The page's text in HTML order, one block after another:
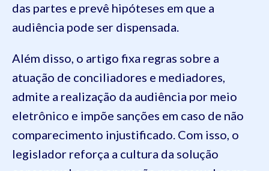
das partes e prevê hipóteses em que a
audiência pode ser dispensada.
Além disso, o artigo fixa regras sobre a
atuação de conciliadores e mediadores,
admite a realização da audiência por meio
eletrônico e impõe sanções em caso de não
comparecimento injustificado. Com isso, o
legislador reforça a cultura da solução